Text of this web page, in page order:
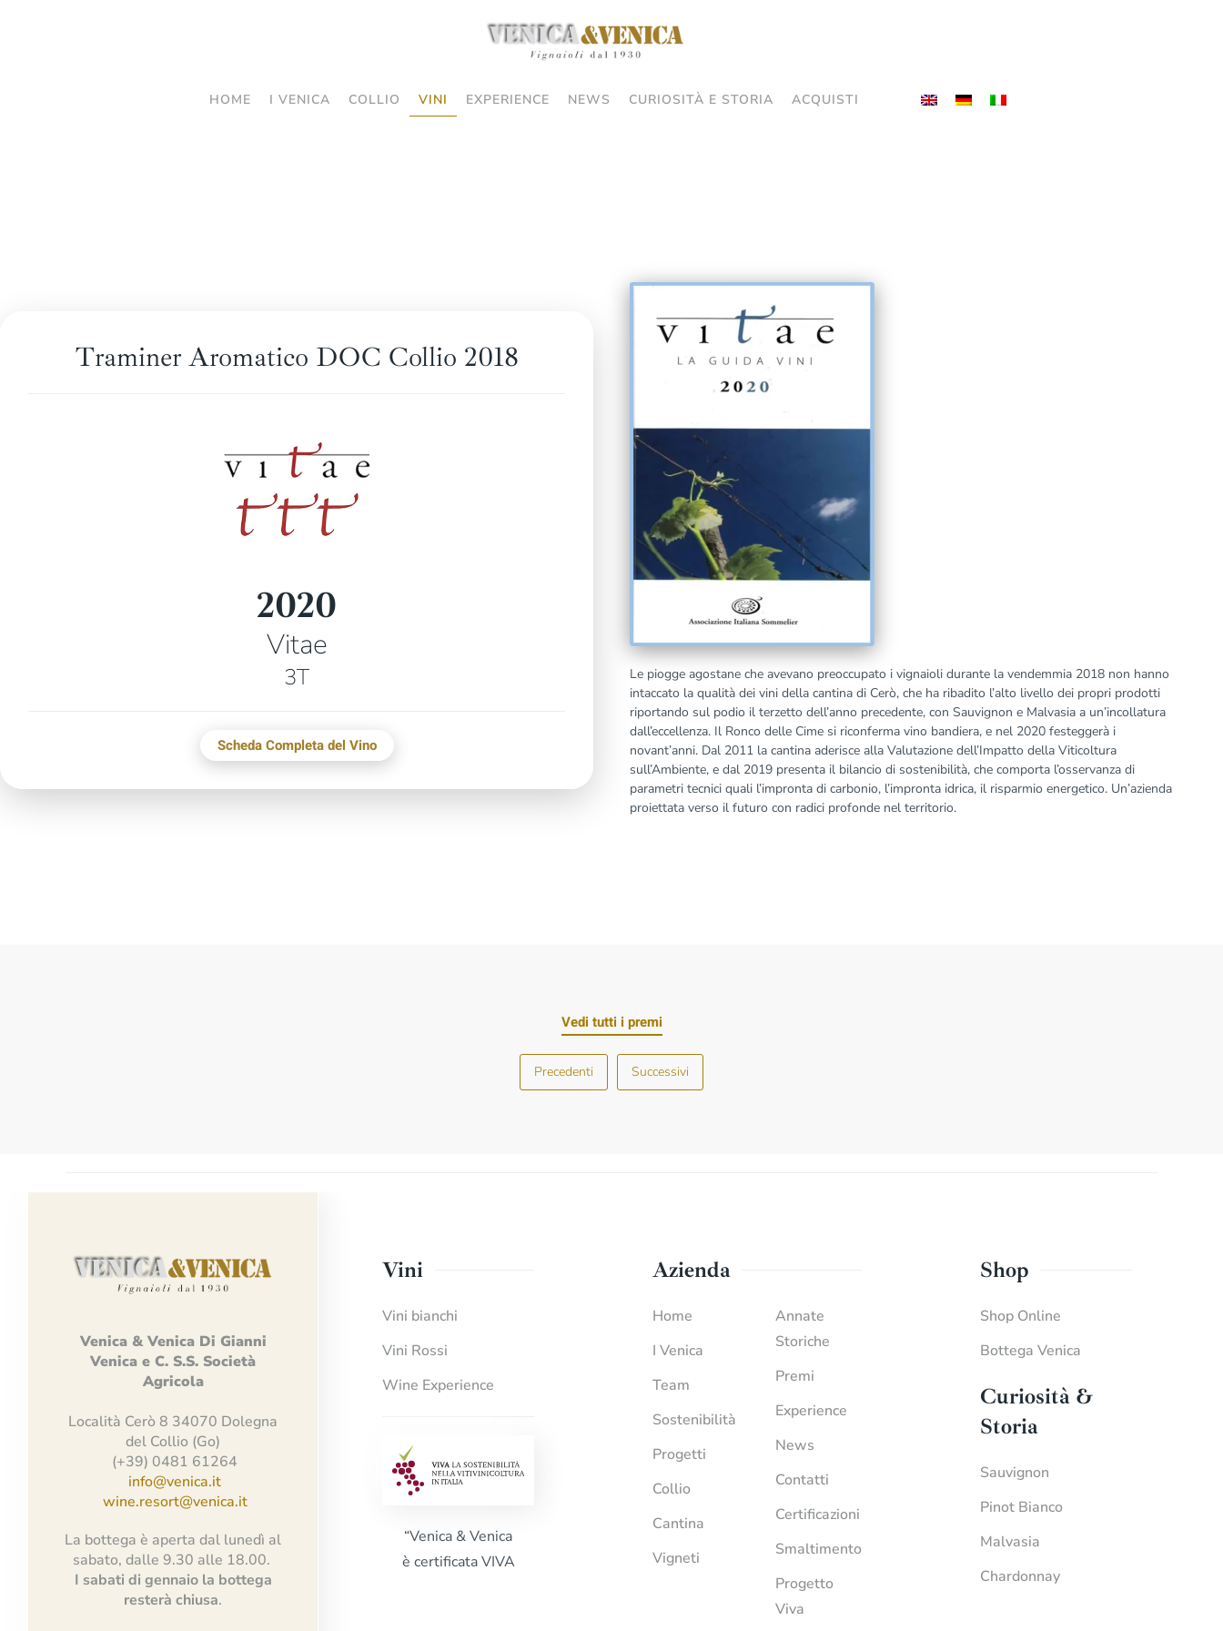
HOME I VENICA COLLIO VINI EXPERIENCE NEWS CURIOSITÀ E STORIA ACQUISTI
Traminer Aromatico DOC Collio 2018
2020
Vitae
3T
Scheda Completa del Vino
Le piogge agostane che avevano preoccupato i vignaioli durante la vendemmia 2018 non hanno
intaccato la qualità dei vini della cantina di Cerò, che ha ribadito l’alto livello dei propri prodotti
riportando sul podio il terzetto dell’anno precedente, con Sauvignon e Malvasia a un’incollatura
dall’eccellenza. Il Ronco delle Cime si riconferma vino bandiera, e nel 2020 festeggerà i
novant’anni. Dal 2011 la cantina aderisce alla Valutazione dell’Impatto della Viticoltura
sull’Ambiente, e dal 2019 presenta il bilancio di sostenibilità, che comporta l’osservanza di
parametri tecnici quali l’impronta di carbonio, l’impronta idrica, il risparmio energetico. Un’azienda
proiettata verso il futuro con radici profonde nel territorio.
Vedi tutti i premi
Precedenti Successivi
Venica &Venica Di Gianni
VenicaeC. S.S. Società
Agricola
Località Cerò 8 34070 Dolegna
del Collio (Go)
(+39) 0481 61264
info@venica.it
wine.resort@venica.it
La bottega è aperta dal lunedì al
sabato, dalle 9.30 alle 18.00.
I sabati di gennaio la bottega
resterà chiusa.
Vini
Vini bianchi
Vini Rossi
Wine Experience
“Venica & Venica
è certificata VIVA
Azienda
Home
I Venica
Team
Sostenibilità
Progetti
Collio
Cantina
Vigneti
Annate
Storiche
Premi
Experience
News
Contatti
Certificazioni
Smaltimento
Progetto
Viva
Shop
Shop Online
Bottega Venica
Curiosità &
Storia
Sauvignon
Pinot Bianco
Malvasia
Chardonnay